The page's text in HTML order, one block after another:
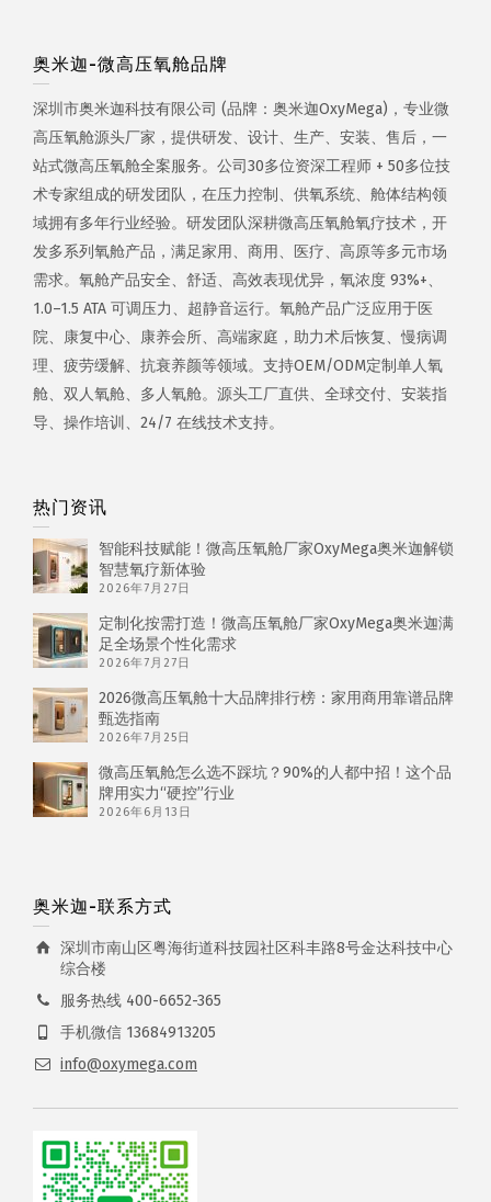
奥米迦-微高压氧舱品牌
深圳市奥米迦科技有限公司 (品牌：奥米迦OxyMega)，专业微
高压氧舱源头厂家，提供研发、设计、生产、安装、售后，一
站式微高压氧舱全案服务。公司30多位资深工程师 + 50多位技
术专家组成的研发团队，在压力控制、供氧系统、舱体结构领
域拥有多年行业经验。研发团队深耕微高压氧舱氧疗技术，开
发多系列氧舱产品，满足家用、商用、医疗、高原等多元市场
需求。氧舱产品安全、舒适、高效表现优异，氧浓度 93%+、
1.0–1.5 ATA 可调压力、超静音运行。氧舱产品广泛应用于医
院、康复中心、康养会所、高端家庭，助力术后恢复、慢病调
理、疲劳缓解、抗衰养颜等领域。支持OEM/ODM定制单人氧
舱、双人氧舱、多人氧舱。源头工厂直供、全球交付、安装指
导、操作培训、24/7 在线技术支持。
热门资讯
智能科技赋能！微高压氧舱厂家OxyMega奥米迦解锁
智慧氧疗新体验
2026年7月27日
定制化按需打造！微高压氧舱厂家OxyMega奥米迦满
足全场景个性化需求
2026年7月27日
2026微高压氧舱十大品牌排行榜：家用商用靠谱品牌
甄选指南
2026年7月25日
微高压氧舱怎么选不踩坑？90%的人都中招！这个品
牌用实力“硬控”行业
2026年6月13日
奥米迦-联系方式
深圳市南山区粤海街道科技园社区科丰路8号金达科技中心
综合楼
服务热线 400-6652-365
手机微信 13684913205
info@oxymega.com